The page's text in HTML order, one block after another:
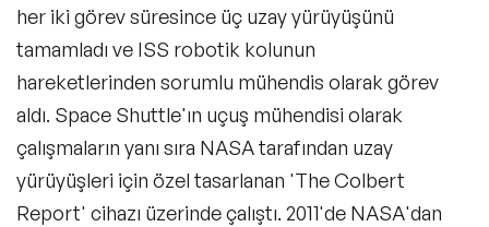
her iki görev süresince üç uzay yürüyüşünü
tamamladı ve ISS robotik kolunun
hareketlerinden sorumlu mühendis olarak görev
aldı. Space Shuttle'ın uçuş mühendisi olarak
çalışmaların yanı sıra NASA tarafından uzay
yürüyüşleri için özel tasarlanan 'The Colbert
Report' cihazı üzerinde çalıştı. 2011'de NASA'dan
Kişisel Marka & İmaj Yönetimi Konusunda
Uzman Konuşmacılar
Pazarlama İletişimi ve Marka Yönetimi
Konusunda Uzman Konuşmacılar
Konuşmacılar
Stand up - Sahne Şovu Konuşmacıları